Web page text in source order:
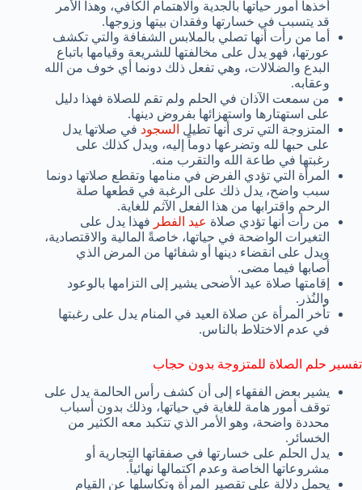
أخذها أمور حياتها بالجدية والاهتمام الكافي، وهذا الأمر
قد يتسبب في خسارتها وفقدان بيتها وزوجها.
أما من رأت أنها تصلي بالملابس الشفافة والتي تكشف
عورتها، فهو يدل على مخالفتها للشريعة وقيامها باتباع
البدع والضلالات، وهي تفعل ذلك دونما أي خوف من الله
وعقابه.
من سمعت الآذان في الحلم ولم تقم للصلاة فهذا دليل
على استهتارها واستهزائها بفروض دينها.
المتزوجة التي ترى أنها تطيل السجود في صلاتها يدل
على حبها لله وتضرعها دوماً إليه، ويدل كذلك على
رغبتها في طاعة الله والتقرب منه.
المرأة التي تؤدي الفرض في منامها وتقطع صلاتها دونما
سبب واضح، يدل ذلك على الرغبة في قطعها صلة
الرحم واقترابها من هذا الفعل الآثم للغاية.
من رأت أنها تؤدي صلاة عيد الفطر فهذا يدل على
التغيرات الواضحة في حياتها، خاصةً المالية والاقتصادية،
ويدل على انقضاء دينها أو شفائها من المرض الذي
أصابها فيما مضى.
إقامتها صلاة عيد الأضحى يشير إلى التزامها بالوعود
والنُذر.
تأخر المرأة عن صلاة العيد في المنام يدل على رغبتها
في عدم الاختلاط بالناس.
تفسير حلم الصلاة للمتزوجة بدون حجاب
يشير بعض الفقهاء إلى أن كشف رأس الحالمة يدل على
توقف أمور هامة للغاية في حياتها، وذلك بدون أسباب
محددة واضحة، وهو الأمر الذي تتكبد معه الكثير من
الخسائر.
يدل الحلم على خسارتها في صفقاتها التجارية أو
مشروعاتها الخاصة وعدم اكتمالها نهائياً.
يحمل دلالة على تقصير المرأة وتكاسلها عن القيام